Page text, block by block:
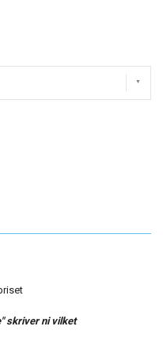
skriver ni vilket